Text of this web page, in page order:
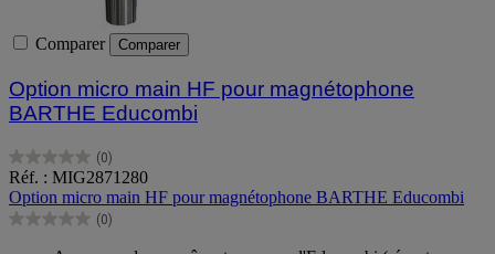
Comparer Comparer
Option micro main HF pour magnétophone
BARTHE Educombi
(0)
0.0
sur
5
étoiles.
Réf. : MIG2871280
Option micro main HF pour magnétophone BARTHE Educombi
(0)
0.0